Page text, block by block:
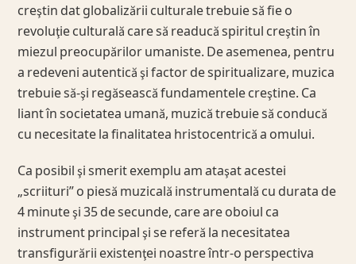
creştin dat globalizării culturale trebuie să fie o
revoluţie culturală care să readucă spiritul creştin în
miezul preocupărilor umaniste. De asemenea, pentru
a redeveni autentică şi factor de spiritualizare, muzica
trebuie să-şi regăsească fundamentele creştine. Ca
liant în societatea umană, muzică trebuie să conducă
cu necesitate la finalitatea hristocentrică a omului.
Ca posibil şi smerit exemplu am ataşat acestei
„scriituri” o piesă muzicală instrumentală cu durata de
4 minute şi 35 de secunde, care are oboiul ca
instrument principal şi se referă la necesitatea
transfigurării existenţei noastre într-o perspectiva